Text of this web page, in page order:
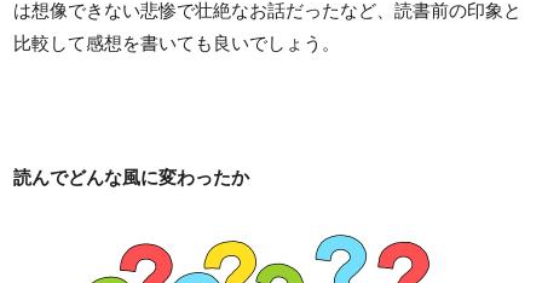
は想像できない悲惨で壮絶なお話だったなど、読書前の印象と
比較して感想を書いても良いでしょう。
読んでどんな風に変わったか